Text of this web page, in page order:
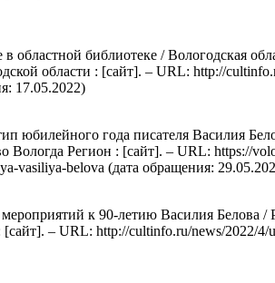
областной библиотеке / Вологодская
области : [сайт]. – URL: http://
17.05.2022)
юбилейного года писателя Василия
Вологда Регион : [сайт]. – URL: https://
vasiliya-belova (дата обращения:
к 90-летию Василия Белова /
[сайт]. – URL: http://cultinfo.ru/news/2022/